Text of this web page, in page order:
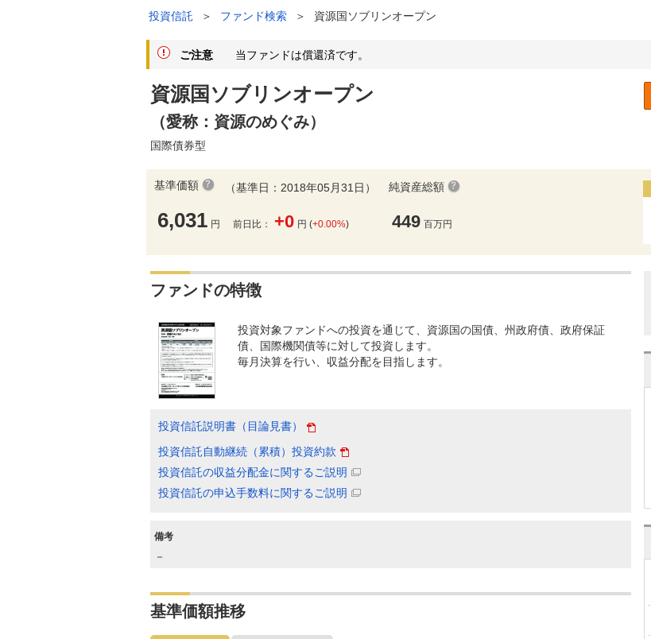
投資信託 ＞ ファンド検索 ＞ 資源国ソブリンオープン
ご注意 当ファンドは償還済です。
資源国ソブリンオープン
（愛称：資源のめぐみ）
国際債券型
基準価額
6,031 円
（基準日：2018年05月31日）
前日比： +0 円 (+0.00%)
純資産総額
449 百万円
ファンドの特徴
投資対象ファンドへの投資を通じて、資源国の国債、州政府債、政府保証
債、国際機関債等に対して投資します。
毎月決算を行い、収益分配を目指します。
投資信託説明書（目論見書）
投資信託自動継続（累積）投資約款
投資信託の収益分配金に関するご説明
投資信託の申込手数料に関するご説明
備考
－
基準価額推移